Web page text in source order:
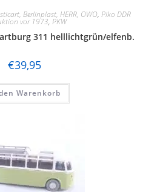
Berlinplast, HERR, OWO, Piko DDR
vor 1973, PKW
311 helllichtgrün/elfenb.
€39,95
Warenkorb